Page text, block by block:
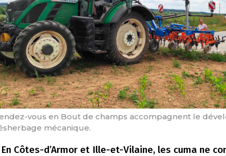
vous en Bout de champs accompagnent le
mécanique.
En Côtes-d’Armor et Ille-et-Vilaine, les cuma ne